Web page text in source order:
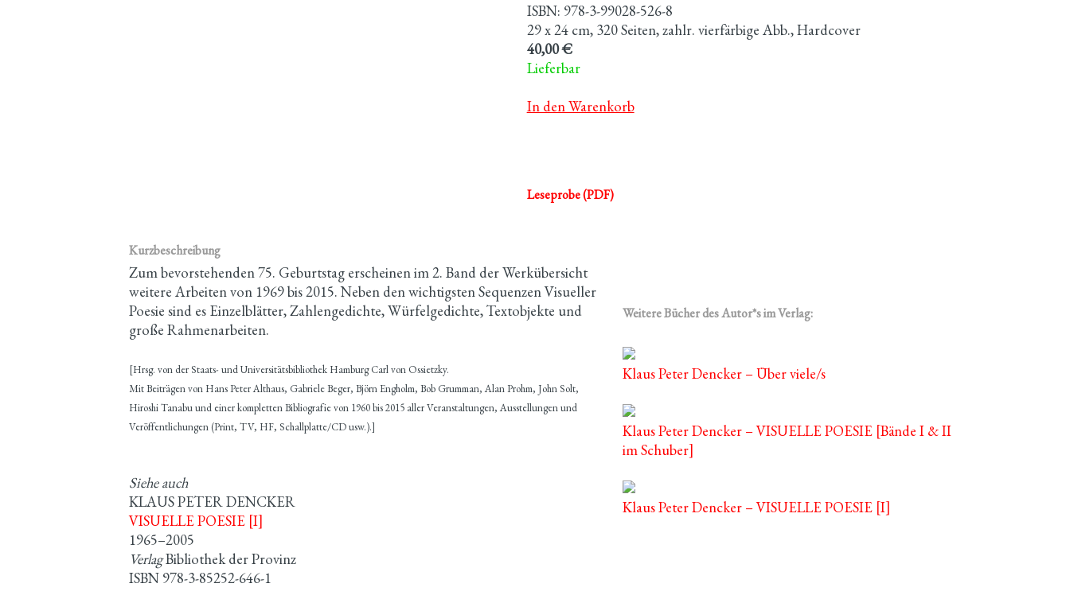
ISBN: 978-3-99028-526-8
29 x 24 cm, 320 Seiten, zahlr. vierfärbige Abb., Hardcover
40,00 €
Lieferbar
In den Warenkorb
Leseprobe (PDF)
Kurzbeschreibung
Zum bevorstehenden 75. Geburtstag erscheinen im 2. Band der Werkübersicht
weitere Arbeiten von 1969 bis 2015. Neben den wichtigsten Sequenzen Visueller
Poesie sind es Einzelblätter, Zahlengedichte, Würfelgedichte, Textobjekte und
große Rahmenarbeiten.
[Hrsg. von der Staats- und Universitätsbibliothek Hamburg Carl von Ossietzky.
Mit Beiträgen von Hans Peter Althaus, Gabriele Beger, Björn Engholm, Bob Grumman, Alan Prohm, John Solt,
Hiroshi Tanabu und einer kompletten Bibliografie von 1960 bis 2015 aller Veranstaltungen, Ausstellungen und
Veröffentlichungen (Print, TV, HF, Schallplatte/CD usw.).]
Siehe auch
KLAUS PETER DENCKER
VISUELLE POESIE [I]
1965–2005
VerlagBibliothek der Provinz
ISBN 978-3-85252-646-1
Weitere Bücher des Autor*s im Verlag:
Klaus Peter Dencker – Über viele/s
Klaus Peter Dencker – VISUELLE POESIE [Bände I & II
im Schuber]
Klaus Peter Dencker – VISUELLE POESIE [I]